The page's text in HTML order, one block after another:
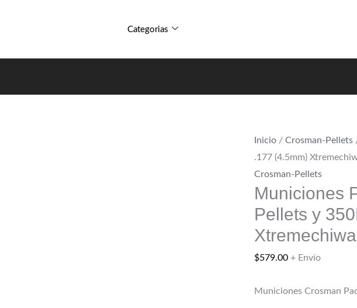
Categorias
Inicio / Crosman-Pellets
.177 (4.5mm)
Crosman-Pellets
Municiones
Pellets y
$579.00 + Envío
Municiones Crosman
250
(4.5mm)
Xtremechiwas
cantidad
350Bbs
(4.5mm)